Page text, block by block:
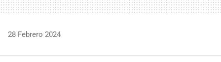
28 Febrero 2024